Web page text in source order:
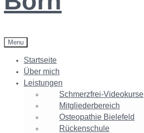
Menu
Startseite
Über mich
Leistungen
Schmerzfrei-Videokurse
Mitgliederbereich
Osteopathie Bielefeld
Rückenschule